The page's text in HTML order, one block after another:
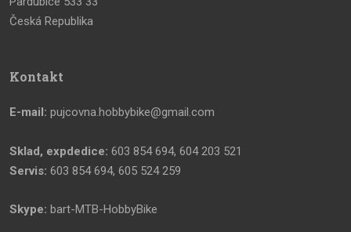
Česká Republika
Kontakt
E-mail: pujcovna.hobbybike@gmail.com
Sklad, expdedice: 603 854 694, 604 203 521
Servis: 603 854 694, 605 524 259
Skype: bart-MTB-HobbyBike